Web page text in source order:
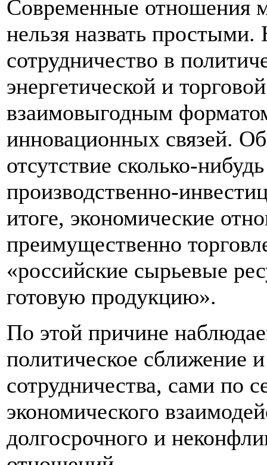
Современные отношения
нельзя назвать
сотрудничество в
энергетической и
взаимовыгодным
инновационных связей.
отсутствие сколько-
производственно-
итоге, экономические
преимущественно
«российские сырьевые
готовую продукцию».
По этой причине
политическое сближение
сотрудничества, сами по
экономического
долгосрочного и